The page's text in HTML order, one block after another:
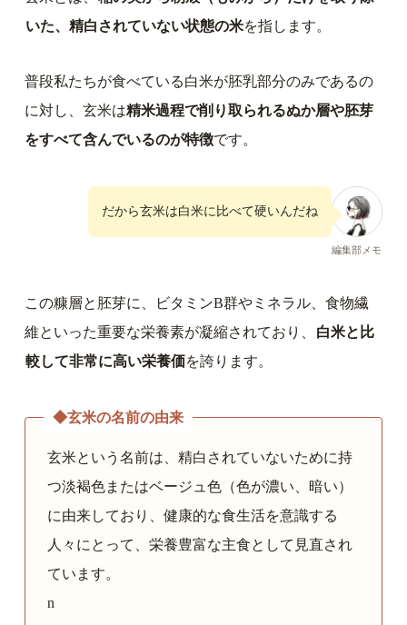
いた、精白されていない状態の米を指します。
普段私たちが食べている白米が胚乳部分のみであるの
に対し、玄米は精米過程で削り取られるぬか層や胚芽
をすべて含んでいるのが特徴です。
編集部メモ
だから玄米は白米に比べて硬いんだね
この糠層と胚芽に、ビタミンB群やミネラル、食物繊
維といった重要な栄養素が凝縮されており、
白米と比
較して非常に高い栄養価を誇ります。
◆玄米の名前の由来
玄米という名前は、精白されていないために持
つ淡褐色またはベージュ色（色が濃い、暗い）
に由来しており、健康的な食生活を意識する
人々にとって、栄養豊富な主食として見直され
ています。
n